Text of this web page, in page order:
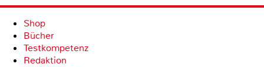
Shop
Bücher
Testkompetenz
Redaktion